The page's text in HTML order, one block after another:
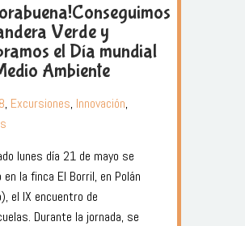
Verde y
el Día mundial
Ambiente
, Excursiones, Innovación,
lunes día 21 de mayo se
en la finca El Borril, en Polán
el IX encuentro de
Durante la jornada, se